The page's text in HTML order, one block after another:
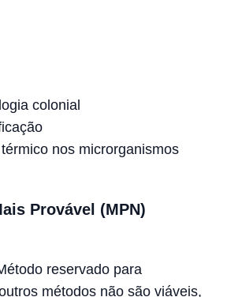
colonial
nos microrganismos
Provável (MPN)
reservado para
métodos não são viáveis,